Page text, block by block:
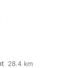
28.4 km